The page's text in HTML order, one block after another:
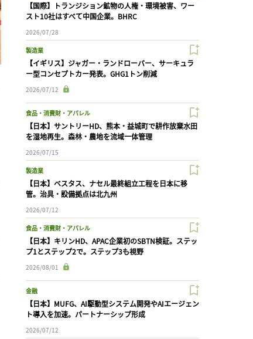
【国際】トランジション鉱物の人権・環境被害、ワー
スト10社はすべて中国企業。BHRC
2026/07/28
製造業
【イギリス】ジャガー・ランドローバー、サーキュラ
ー型コンセプトカー発表。GHG1トン削減
2026/07/12
食品・消費財・アパレル
【日本】サントリーHD、熊本・益城町で耕作放棄水田
を湿地再生。森林・農地を流域一体管理
2026/07/15
製造業
【日本】ベスタス、ナセル最終組立工程を日本に移
管。治具・設備拠点は北九州
2026/07/12
食品・消費財・アパレル
【日本】キリンHD、APAC企業初のSBTN検証。ステッ
プ1とステップ2で。ステップ3も視野
2026/08/01
金融
【日本】MUFG、AI駆動型システム開発やAIエージェン
ト導入を加速。パートナーシップ形成
2026/07/12